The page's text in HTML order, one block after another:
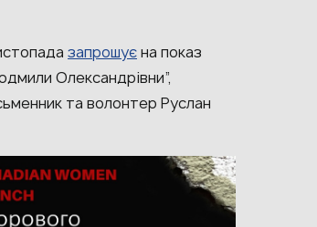
запрошуєна показ
Олександрівни”,
та волонтер Руслан